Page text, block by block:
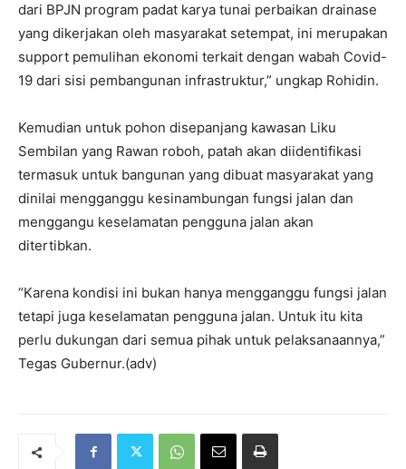
dari BPJN program padat karya tunai perbaikan drainase
yang dikerjakan oleh masyarakat setempat, ini merupakan
support pemulihan ekonomi terkait dengan wabah Covid-
19 dari sisi pembangunan infrastruktur,” ungkap Rohidin.
Kemudian untuk pohon disepanjang kawasan Liku
Sembilan yang Rawan roboh, patah akan diidentifikasi
termasuk untuk bangunan yang dibuat masyarakat yang
dinilai mengganggu kesinambungan fungsi jalan dan
menggangu keselamatan pengguna jalan akan
ditertibkan.
“Karena kondisi ini bukan hanya mengganggu fungsi jalan
tetapi juga keselamatan pengguna jalan. Untuk itu kita
perlu dukungan dari semua pihak untuk pelaksanaannya,”
Tegas Gubernur.(adv)